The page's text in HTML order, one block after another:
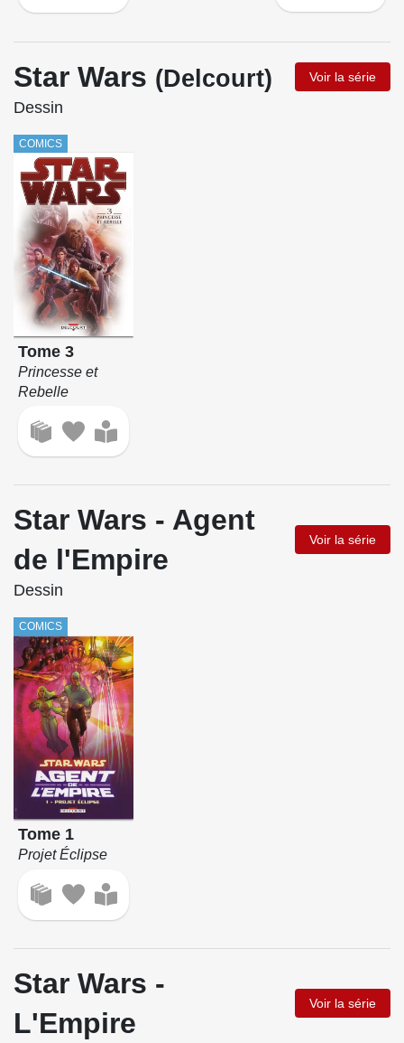
Star Wars (Delcourt) Voir la série
Dessin
COMICS
Tome 3
Princesse et
Rebelle
Star Wars - Agent
de l'Empire
Voir la série
Dessin
COMICS
Tome 1
Projet Éclipse
Star Wars -
L'Empire
Voir la série